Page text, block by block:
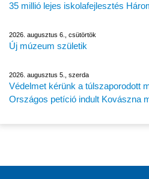
35 millió lejes iskolafejlesztés
2026. augusztus 6., csütörtök
Új múzeum születik
2026. augusztus 5., szerda
Védelmet kérünk a túlszaporodott
Országos petíció indult Kovászna